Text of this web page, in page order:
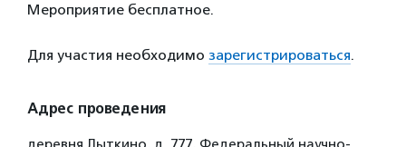
Мероприятие бесплатное.
Для участия необходимо зарегистрироваться.
Адрес проведения